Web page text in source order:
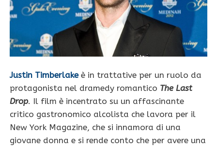
Justin Timberlakeè in trattative per un ruolo da
protagonista nel dramedy romantico The Last
Drop. Il film è incentrato su un affascinante
critico gastronomico alcolista che lavora per il
New York Magazine, che si innamora di una
giovane donna e si rende conto che per avere una